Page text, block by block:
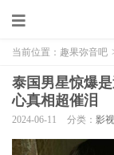
当前位置： 趣果弥音吧
泰国男星惊爆
心真相超催泪
2024-06-11 分类： 影